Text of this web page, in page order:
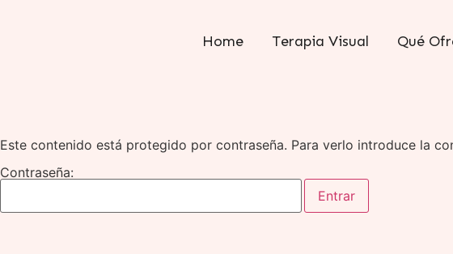
Home Terapia Visual Qué
Este contenido está protegido por contraseña. Para verlo introduce la
Contraseña: